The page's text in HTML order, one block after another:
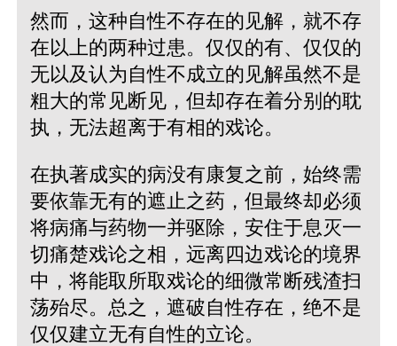
然而，这种自性不存在的见解，就不存
在以上的两种过患。仅仅的有、仅仅的
无以及认为自性不成立的见解虽然不是
粗大的常见断见，但却存在着分别的耽
执，无法超离于有相的戏论。
在执著成实的病没有康复之前，始终需
要依靠无有的遮止之药，但最终却必须
将病痛与药物一并驱除，安住于息灭一
切痛楚戏论之相，远离四边戏论的境界
中，将能取所取戏论的细微常断残渣扫
荡殆尽。总之，遮破自性存在，绝不是
仅仅建立无有自性的立论。